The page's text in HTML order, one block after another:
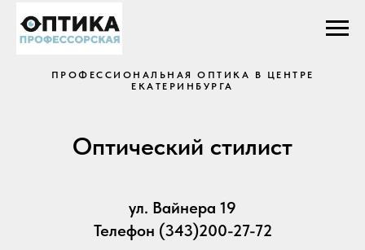
ПРОФЕССИОНАЛЬНАЯ ОПТИКА В ЦЕНТРЕ
ЕКАТЕРИНБУРГА
Оптический стилист
ул. Вайнера 19
Телефон (343)200-27-72